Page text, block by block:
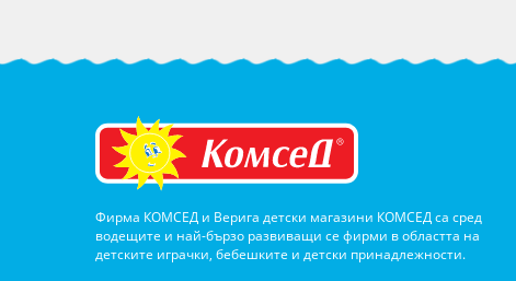
Фирма КОМСЕД и Верига детски магазини КОМСЕД са сред
водещите и най-бързо развиващи се фирми в областта на
детските играчки, бебешките и детски принадлежности.